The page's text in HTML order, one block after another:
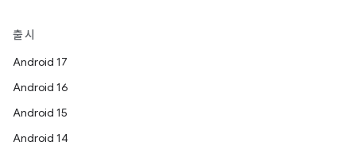
출시
Android 17
Android 16
Android 15
Android 14